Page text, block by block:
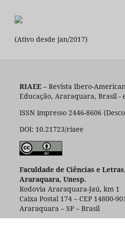
(Ativo desde jan/2017)
RIAEE– Revista Ibero-
Educação, Araraquara, Brasil -
ISSN impresso 2446-8606
DOI: 10.21723/riaee
Faculdade de Ciências e
Araraquara, Unesp.
Rodovia Araraquara-Jaú, km 1
Caixa Postal 174 – CEP 14800-
Araraquara – SP – Brasil